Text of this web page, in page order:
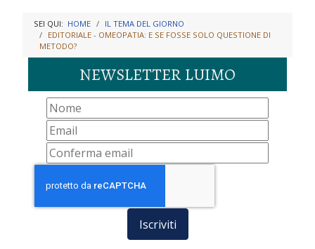
SEI QUI: HOME
IL TEMA DEL GIORNO
EDITORIALE - OMEOPATIA: E SE FOSSE SOLO QUESTIONE DI
METODO?
NEWSLETTER LUIMO
Iscriviti